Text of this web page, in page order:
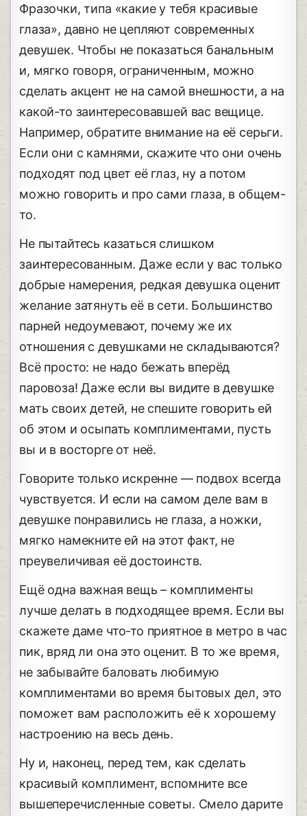
Фразочки, типа «какие у тебя красивые
глаза», давно не цепляют современных
девушек. Чтобы не показаться банальным
и, мягко говоря, ограниченным, можно
сделать акцент не на самой внешности, а на
какой-то заинтересовавшей вас вещице.
Например, обратите внимание на её серьги.
Если они с камнями, скажите что они очень
подходят под цвет её глаз, ну а потом
можно говорить и про сами глаза, в общем-
то.
Не пытайтесь казаться слишком
заинтересованным. Даже если у вас только
добрые намерения, редкая девушка оценит
желание затянуть её в сети. Большинство
парней недоумевают, почему же их
отношения с девушками не складываются?
Всё просто: не надо бежать вперёд
паровоза! Даже если вы видите в девушке
мать своих детей, не спешите говорить ей
об этом и осыпать комплиментами, пусть
вы и в восторге от неё.
Говорите только искренне — подвох всегда
чувствуется. И если на самом деле вам в
девушке понравились не глаза, а ножки,
мягко намекните ей на этот факт, не
преувеличивая её достоинств.
Ещё одна важная вещь – комплименты
лучше делать в подходящее время. Если вы
скажете даме что-то приятное в метро в час
пик, вряд ли она это оценит. В то же время,
не забывайте баловать любимую
комплиментами во время бытовых дел, это
поможет вам расположить её к хорошему
настроению на весь день.
Ну и, наконец, перед тем, как сделать
красивый комплимент, вспомните все
вышеперечисленные советы. Смело дарите